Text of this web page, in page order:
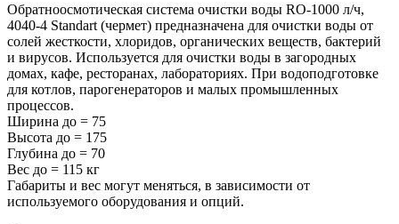
Обратноосмотическая система очистки воды RO-1000 л/ч,
4040-4 Standart (чермет) предназначена для очистки воды от
солей жесткости, хлоридов, органических веществ, бактерий
и вирусов. Используется для очистки воды в загородных
домах, кафе, ресторанах, лабораториях. При водоподготовке
для котлов, парогенераторов и малых промышленных
процессов.
Ширина до = 75
Высота до = 175
Глубина до = 70
Вес до = 115 кг
Габариты и вес могут меняться, в зависимости от
используемого оборудования и опций.